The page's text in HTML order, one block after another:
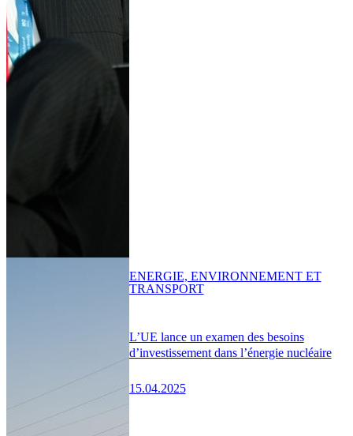
L’UE lance un examen des besoins
d’investissement dans l’énergie nucléaire
15.04.2025
ENERGIE, ENVIRONNEMENT ET
TRANSPORT